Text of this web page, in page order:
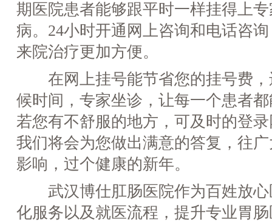
期医院患者能够跟平时一样挂得上
病。24小时开通网上咨询和电话咨
来院治疗更加方便。
在网上挂号能节省您的挂号费，
候时间，专家坐诊，让每一个患者
若您有不舒服的地方，可及时的登
我们将会为您做出满意的答复，往
影响，过个健康的新年。
武汉博仕肛肠医院作为百姓放心
化服务以及就医流程，提升专业胃